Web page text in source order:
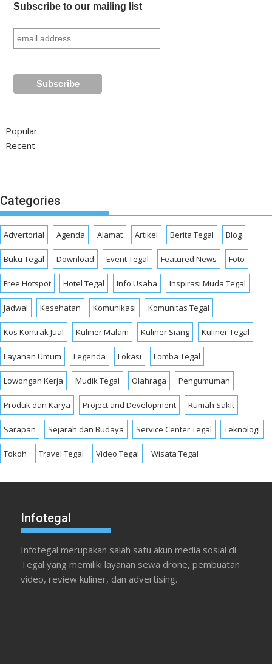
Subscribe to our mailing list
Popular
Recent
Categories
Advertorial Agenda Alamat Artikel Berita Tegal Blog
Buku Tegal Download Event Tegal Featured News Foto
Free Hotspot Hotel Tegal Info Usaha Inspirasi Muda Tegal
Jadwal Kesehatan Komunikasi Komunitas Tegal
Kos Kontrak Jual Kuliner Malam Kuliner Siang Kuliner Tegal
Layanan Umum Legenda Lokasi Lomba Tegal
Lowongan Kerja Mudik Tegal Olahraga Pengumuman
Produk dan Karya Project and Development Rumah Sakit
Sarapan Sejarah dan Budaya Service Center Tegal Teknologi
Tokoh Travel Tegal Video Tegal Wisata Tegal
Infotegal
Infotegal merupakan salah satu akun media sosial di
Tegal yang memiliki layanan sewa drone, pembuatan
video, review kuliner, dan advertising.